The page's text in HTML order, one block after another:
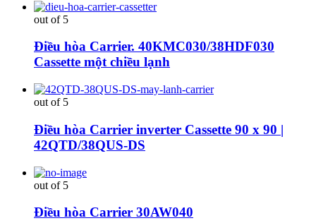
out of 5
Điều hòa Carrier. 40KMC030/38HDF030
Cassette một chiều lạnh
out of 5
Điều hòa Carrier inverter Cassette 90 x 90 |
42QTD/38QUS-DS
out of 5
Điều hòa Carrier 30AW040